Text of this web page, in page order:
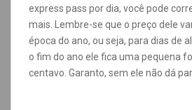
express pass por dia, você pode
mais. Lembre-se que o preço dele
época do ano, ou seja, para dias de
o fim do ano ele fica uma pequena
centavo. Garanto, sem ele não dá